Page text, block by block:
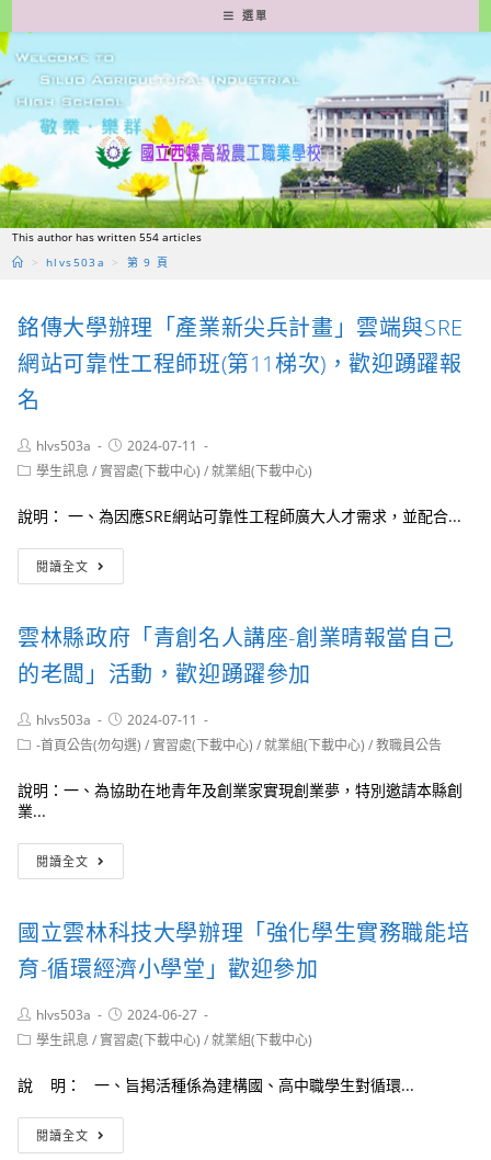
轉
至
要
容
選單
This author has written 554 articles
> hlvs503a > 第 9 頁
銘傳大學辦理「產業新尖兵計畫」雲端與SRE
網站可靠性工程師班(第11梯次)，歡迎踴躍報
名
Post
author:
hlvs503a
Post
published:
2024-07-11
Post學生訊息 / 實習處(下載中心) /就業組(下載中心)
說明： 一、為因應SRE網站可靠性工程師廣大人才需求，並配合...
閱讀全文
傳
辦
理
「產
新
尖
計
端
站
可
靠
工
程
班
(第
11
雲林縣政府「青創名人講座-創業晴報當自己
的老闆」活動，歡迎踴躍參加
Post
author:
hlvs503a
Post
published:
2024-07-11
Post-首頁公告(勿勾選) / 實習處(下載中心) /就業組(下載中心) /教職員公告
說明：一、為協助在地青年及創業家實現創業夢，特別邀請本縣創
業...
閱讀全文
林
府
「青
創
人
講
創
晴
國立雲林科技大學辦理「強化學生實務職能培
育-循環經濟小學堂」歡迎參加
Post
author:
hlvs503a
Post
published:
2024-06-27
Post學生訊息 / 實習處(下載中心) /就業組(下載中心)
說 明： 一、旨掲活種係為建構國、高中職學生對循環...
閱讀全文
立